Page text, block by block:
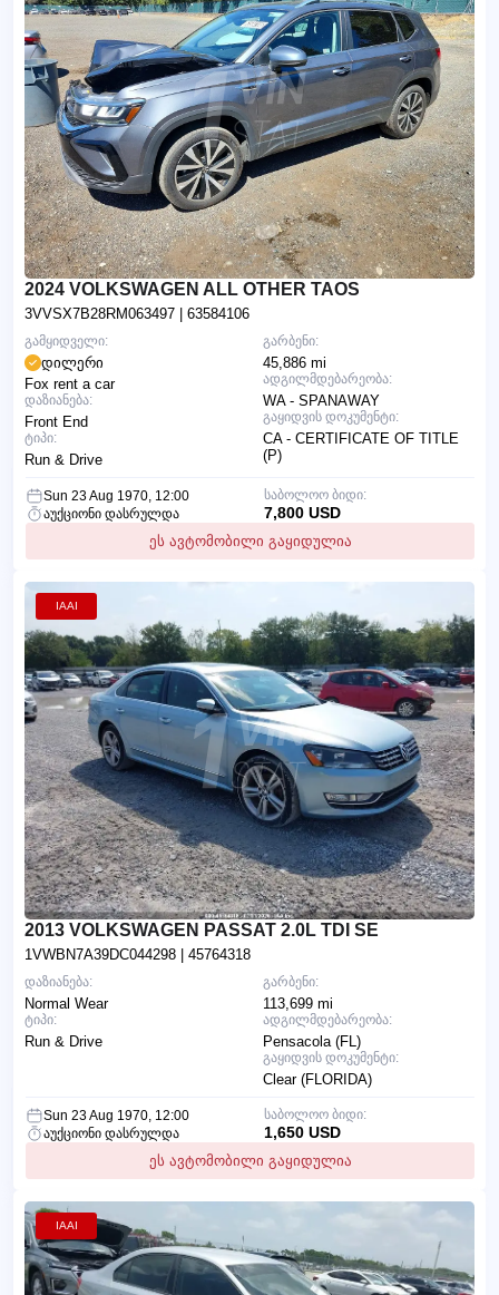
2024 VOLKSWAGEN ALL OTHER TAOS
3VVSX7B28RM063497 | 63584106
გარბენი:
45,886 mi
ადგილმდებარეობა:
WA - SPANAWAY
გაყიდვის დოკუმენტი:
CA - CERTIFICATE OF TITLE
(P)
გამყიდველი:
დილერი
Fox rent a car
დაზიანება:
Front End
ტიპი:
Run & Drive
Sun 23 Aug 1970, 12:00
აუქციონი დასრულდა
ეს ავტომობილი გაყიდულია
საბოლოო ბიდი:
7,800 USD
IAAI
2013 VOLKSWAGEN PASSAT 2.0L TDI SE
1VWBN7A39DC044298 | 45764318
გარბენი:
113,699 mi
ადგილმდებარეობა:
Pensacola (FL)
გაყიდვის დოკუმენტი:
Clear (FLORIDA)
დაზიანება:
Normal Wear
ტიპი:
Run & Drive
Sun 23 Aug 1970, 12:00
აუქციონი დასრულდა
ეს ავტომობილი გაყიდულია
საბოლოო ბიდი:
1,650 USD
IAAI